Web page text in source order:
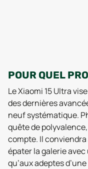
POUR QUEL
Le Xiaomi 15 Ultra
des dernières
neuf systématique.
quête de
compte. Il
épater la galerie
qu’aux adeptes